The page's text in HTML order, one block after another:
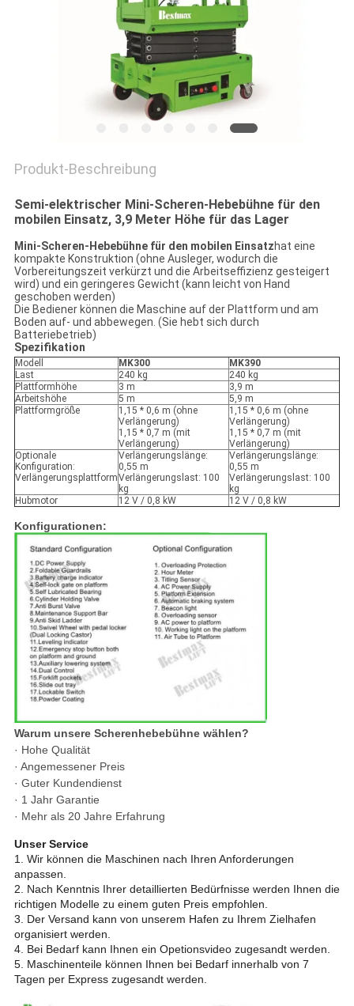
Produkt-Beschreibung
Semi-elektrischer Mini-Scheren-Hebebühne für den
mobilen Einsatz, 3,9 Meter Höhe für das Lager
Mini-Scheren-Hebebühne für den mobilen Einsatzhat eine
kompakte Konstruktion (ohne Ausleger, wodurch die
Vorbereitungszeit verkürzt und die Arbeitseffizienz gesteigert
wird) und ein geringeres Gewicht (kann leicht von Hand
geschoben werden)
Die Bediener können die Maschine auf der Plattform und am
Boden auf- und abbewegen. (Sie hebt sich durch
Batteriebetrieb)
Spezifikation
Modell MK300
MK390
Last
240 kg
240 kg
Plattformhöhe
3 m
3,9 m
Arbeitshöhe
5 m
5,9 m
Plattformgröße
1,15 * 0,6 m (ohne
Verlängerung)
1,15 * 0,7 m (mit
Verlängerung)
1,15 * 0,6 m (ohne
Verlängerung)
1,15 * 0,7 m (mit
Verlängerung)
Optionale
Konfiguration:
Verlängerungsplattform
Verlängerungslänge:
0,55 m
Verlängerungslast: 100
kg
Verlängerungslänge:
0,55 m
Verlängerungslast: 100
kg
Hubmotor
12 V / 0,8 kW 12 V / 0,8 kW
Konfigurationen:
Warum unsere Scherenhebebühne wählen?
· Hohe Qualität
· Angemessener Preis
· Guter Kundendienst
· 1 Jahr Garantie
· Mehr als 20 Jahre Erfahrung
Unser Service
1. Wir können die Maschinen nach Ihren Anforderungen
anpassen.
2. Nach Kenntnis Ihrer detaillierten Bedürfnisse werden Ihnen die
richtigen Modelle zu einem guten Preis empfohlen.
3. Der Versand kann von unserem Hafen zu Ihrem Zielhafen
organisiert werden.
4. Bei Bedarf kann Ihnen ein Opetionsvideo zugesandt werden.
5. Maschinenteile können Ihnen bei Bedarf innerhalb von 7
Tagen per Express zugesandt werden.